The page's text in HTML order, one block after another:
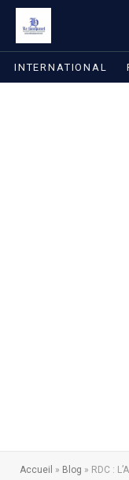
INTERNATIONAL
Accueil » Blog » RDC :